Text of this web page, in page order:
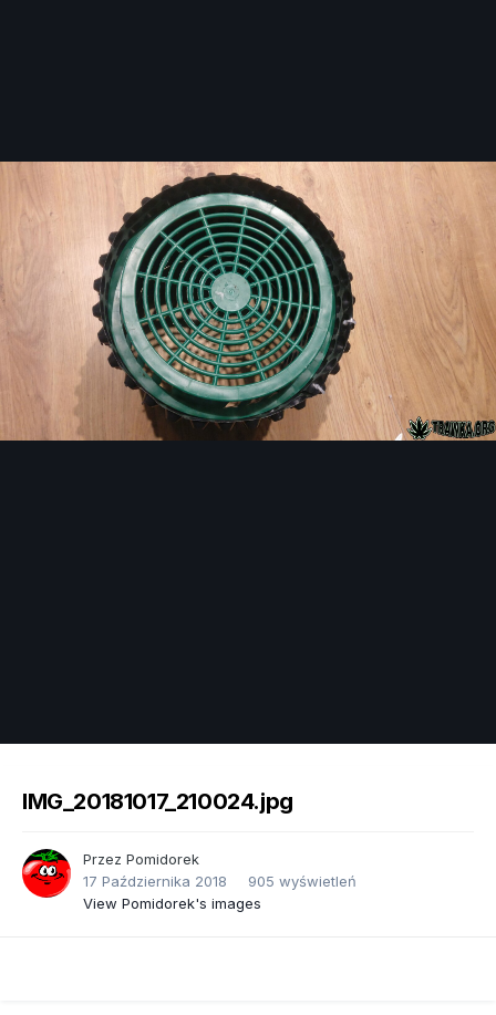
IMG_20181017_210024.jpg
Przez Pomidorek
17 Października 2018
905 wyświetleń
View Pomidorek's images